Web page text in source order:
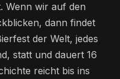
Wenn wir auf den
dann findet
der Welt, jedes
statt und dauert 16
reicht bis ins